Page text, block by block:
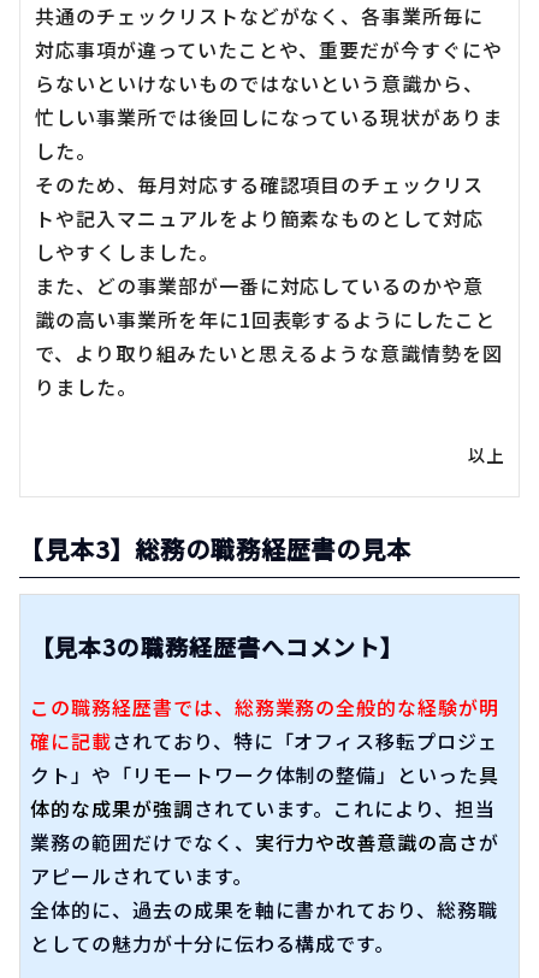
共通のチェックリストなどがなく、各事業所毎に
対応事項が違っていたことや、重要だが今すぐにや
らないといけないものではないという意識から、
忙しい事業所では後回しになっている現状がありま
した。
そのため、毎月対応する確認項目のチェックリス
トや記入マニュアルをより簡素なものとして対応
しやすくしました。
また、どの事業部が一番に対応しているのかや意
識の高い事業所を年に1回表彰するようにしたこと
で、より取り組みたいと思えるような意識情勢を図
りました。
以上
【見本3】総務の職務経歴書の見本
【見本3の職務経歴書へコメント】
この職務経歴書では、総務業務の全般的な経験が明
確に記載されており、特に「オフィス移転プロジェ
クト」や「リモートワーク体制の整備」といった具
体的な成果が強調されています。これにより、担当
業務の範囲だけでなく、 実行力や改善意識の高さが
アピールされています。
全体的に、過去の成果を軸に書かれており、総務職
としての魅力が十分に伝わる構成です。